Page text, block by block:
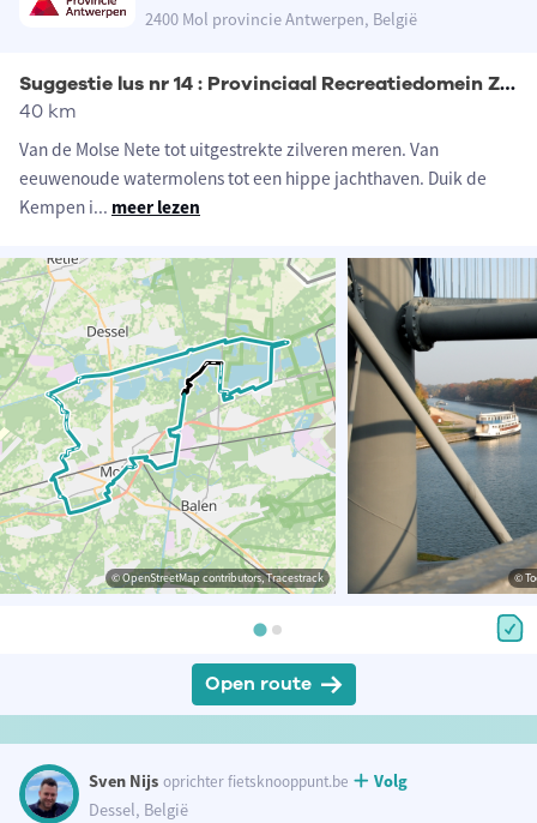
2400 Mol provincie Antwerpen, België
Suggestie lus nr 14 : Provinciaal Recreatiedomein Zilvermeer
40 km
Van de Molse Nete tot uitgestrekte zilveren meren. Van
eeuwenoude watermolens tot een hippe jachthaven. Duik de
Kempen i... meer lezen
© OpenStreetMap contributors, Tracestrack ©
Open route
Sven Nijs oprichter fietsknooppunt.be
Volg
Dessel, België